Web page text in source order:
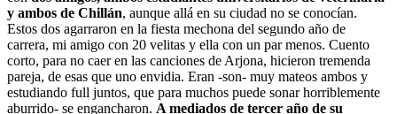
y ambos de Chillán, aunque allá en su ciudad no se conocían.
Estos dos agarraron en la fiesta mechona del segundo año de
carrera, mi amigo con 20 velitas y ella con un par menos. Cuento
corto, para no caer en las canciones de Arjona, hicieron tremenda
pareja, de esas que uno envidia. Eran -son- muy mateos ambos y
estudiando full juntos, que para muchos puede sonar horriblemente
aburrido- se engancharon. A mediados de tercer año de su